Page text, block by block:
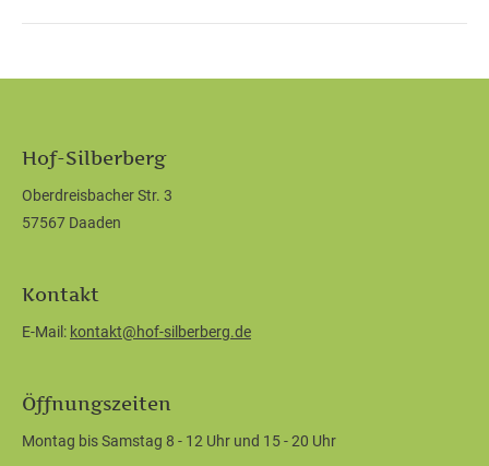
Hof-Silberberg
Oberdreisbacher Str. 3
57567 Daaden
Kontakt
E-Mail: kontakt@hof-silberberg.de
Öffnungszeiten
Montag bis Samstag 8 - 12 Uhr und 15 - 20 Uhr